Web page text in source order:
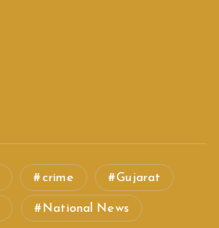
crime Gujarat
National News